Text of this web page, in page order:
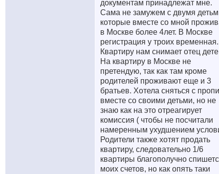
документам принадлежат мне.
Сама не замужем с двумя
которые вместе со мной
в Москве более 4лет. В Москве
регистрация у троих временная.
Квартиру нам снимает отец
На квартиру в Москве не
претендую, так как там кроме
родителей проживают еще и 3
братьев. Хотела сняться с
вместе со своими детьми, но не
знаю как на это отреагирует
комиссия ( чтобы не посчитали
намеренным ухудшением
Родители также хотят продать
квартиру, следовательно 1/6
квартиры благополучно
моих счетов, но как опять таки